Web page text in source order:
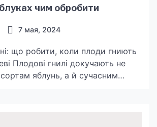
чим обробити
7 мая, 2024
що робити, коли плоди гниють
Плодові гнилі докучають не
яблунь, а й сучасним